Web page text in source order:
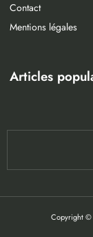
Contact
Mentions légales
Articles
Copyright ©